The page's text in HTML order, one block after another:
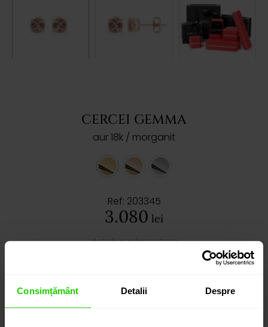
Consimțământ Detalii Despre
CERCEI GEMMA
aur 18k / morganit
Ref: 203345
3.080 lei
detalii suplimentare
ADAUGĂ ÎN COȘ